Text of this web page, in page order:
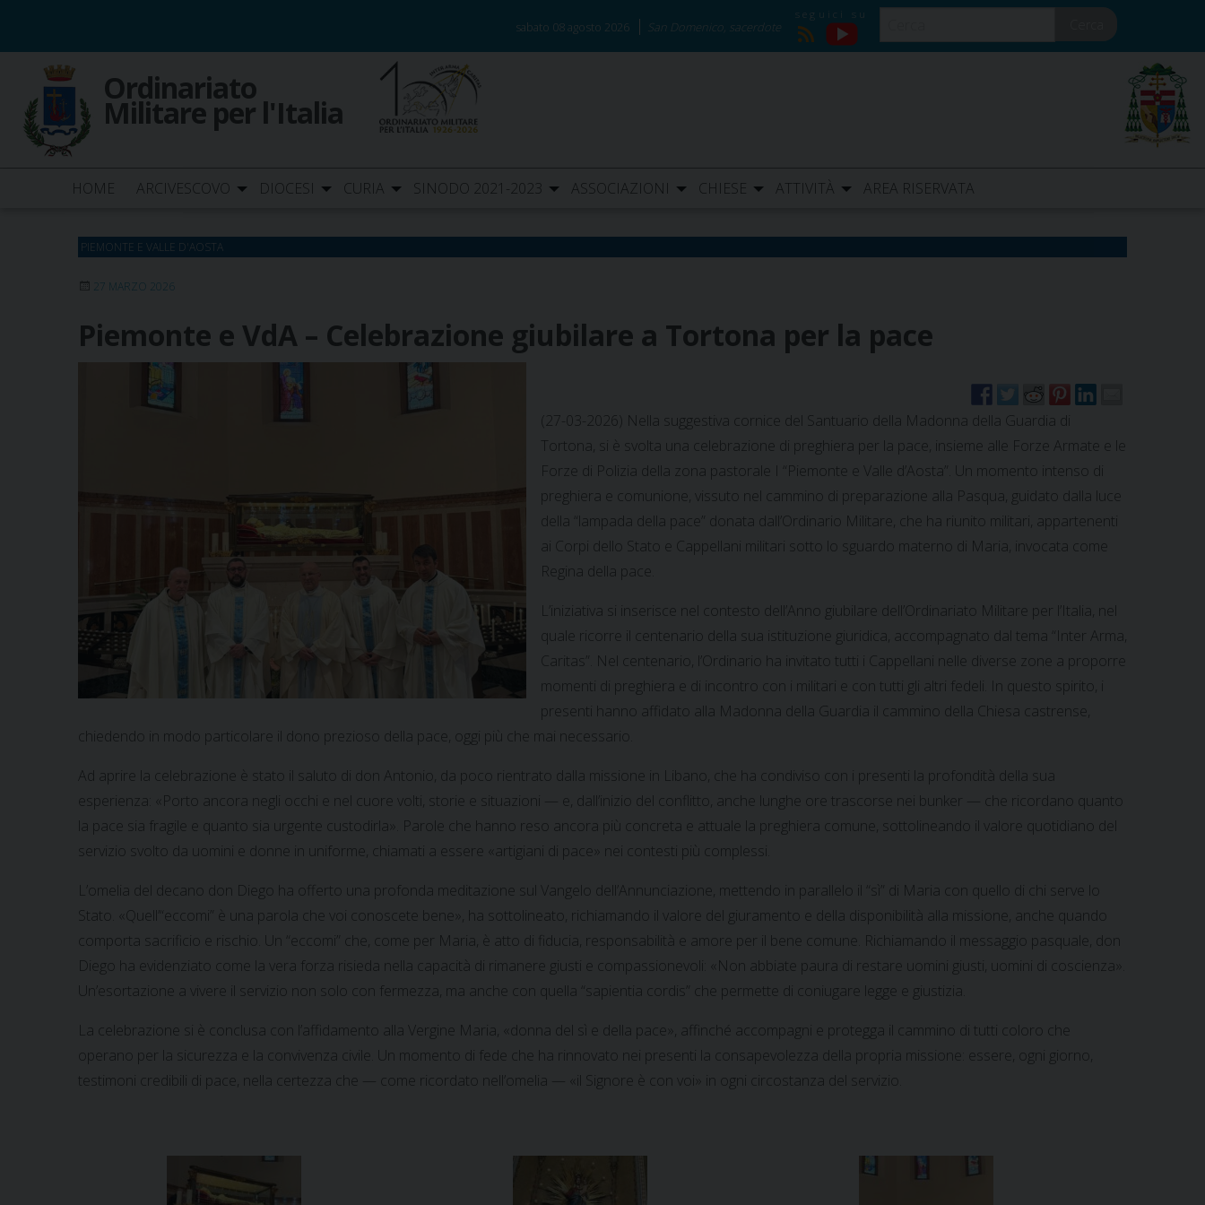
content
sabato 08 agosto 2026 San Domenico, sacerdote
RSS
YouTube
Ordinariato
Militare per l'Italia
HOME ARCIVESCOVO DIOCESI CURIA SINODO 2021-2023 ASSOCIAZIONI CHIESE ATTIVITÀ AREA RISERVATA
PIEMONTE E VALLE D'AOSTA
27 MARZO 2026
Piemonte e VdA – Celebrazione giubilare a Tortona per la pace
(27-03-2026) Nella suggestiva cornice del Santuario della Madonna della Guardia di
Tortona, si è svolta una celebrazione di preghiera per la pace, insieme alle Forze Armate e le
Forze di Polizia della zona pastorale I “Piemonte e Valle d’Aosta”. Un momento intenso di
preghiera e comunione, vissuto nel cammino di preparazione alla Pasqua, guidato dalla luce
della “lampada della pace” donata dall’Ordinario Militare, che ha riunito militari, appartenenti
ai Corpi dello Stato e Cappellani militari sotto lo sguardo materno di Maria, invocata come
Regina della pace.
L’iniziativa si inserisce nel contesto dell’Anno giubilare dell’Ordinariato Militare per l’Italia, nel
quale ricorre il centenario della sua istituzione giuridica, accompagnato dal tema “Inter Arma,
Caritas”. Nel centenario, l’Ordinario ha invitato tutti i Cappellani nelle diverse zone a proporre
momenti di preghiera e di incontro con i militari e con tutti gli altri fedeli. In questo spirito, i
presenti hanno affidato alla Madonna della Guardia il cammino della Chiesa castrense,
chiedendo in modo particolare il dono prezioso della pace, oggi più che mai necessario.
Ad aprire la celebrazione è stato il saluto di don Antonio, da poco rientrato dalla missione in Libano, che ha condiviso con i presenti la profondità della sua
esperienza: «Porto ancora negli occhi e nel cuore volti, storie e situazioni — e, dall’inizio del conflitto, anche lunghe ore trascorse nei bunker — che ricordano quanto
la pace sia fragile e quanto sia urgente custodirla». Parole che hanno reso ancora più concreta e attuale la preghiera comune, sottolineando il valore quotidiano del
servizio svolto da uomini e donne in uniforme, chiamati a essere «artigiani di pace» nei contesti più complessi.
L’omelia del decano don Diego ha offerto una profonda meditazione sul Vangelo dell’Annunciazione, mettendo in parallelo il “sì” di Maria con quello di chi serve lo
Stato. «Quell’“eccomi” è una parola che voi conoscete bene», ha sottolineato, richiamando il valore del giuramento e della disponibilità alla missione, anche quando
comporta sacrificio e rischio. Un “eccomi” che, come per Maria, è atto di fiducia, responsabilità e amore per il bene comune. Richiamando il messaggio pasquale, don
Diego ha evidenziato come la vera forza risieda nella capacità di rimanere giusti e compassionevoli: «Non abbiate paura di restare uomini giusti, uomini di coscienza».
Un’esortazione a vivere il servizio non solo con fermezza, ma anche con quella “sapientia cordis” che permette di coniugare legge e giustizia.
La celebrazione si è conclusa con l’affidamento alla Vergine Maria, «donna del sì e della pace», affinché accompagni e protegga il cammino di tutti coloro che
operano per la sicurezza e la convivenza civile. Un momento di fede che ha rinnovato nei presenti la consapevolezza della propria missione: essere, ogni giorno,
testimoni credibili di pace, nella certezza che — come ricordato nell’omelia — «il Signore è con voi» in ogni circostanza del servizio.